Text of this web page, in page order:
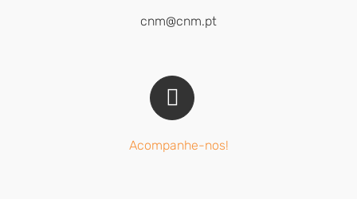
cnm@cnm.pt
Acompanhe-nos!